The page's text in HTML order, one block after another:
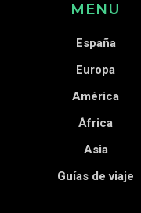
MENU
España
Europa
América
África
Asia
Guías de viaje